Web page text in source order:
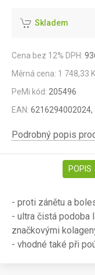
Skladem
Cena bez 12% DPH:
Měrná cena: 1 748,33
PeMi kód: 205496
EAN:
Podrobný popis
POPIS
- proti zánětu a
- ultra čistá podoba
značkovými
- vhodné také při